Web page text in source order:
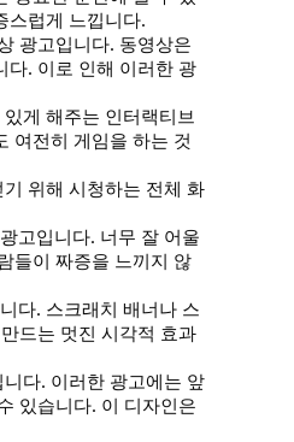
스럽게 느낍니다.
광고입니다. 동영상은
다. 이로 인해 이러한 광
게 해주는 인터랙티브
여전히 게임을 하는 것
위해 시청하는 전체 화
고입니다. 너무 잘 어울
들이 짜증을 느끼지 않
다. 스크래치 배너나 스
드는 멋진 시각적 효과
다. 이러한 광고에는 앞
있습니다. 이 디자인은